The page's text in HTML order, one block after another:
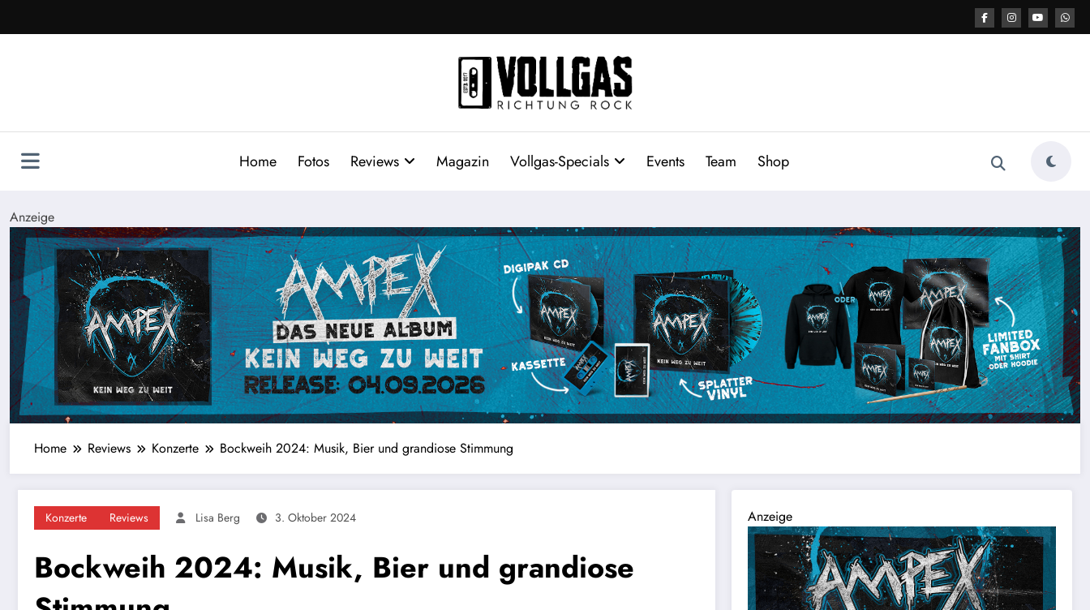
Inhalt
Home Fotos Reviews Magazin Vollgas-Specials Events Team Shop
Anzeige
Home Reviews Konzerte Bockweih 2024: Musik, Bier und grandiose Stimmung
Konzerte Reviews Lisa Berg 3. Oktober 2024
Bockweih 2024: Musik, Bier und grandiose
Anzeige